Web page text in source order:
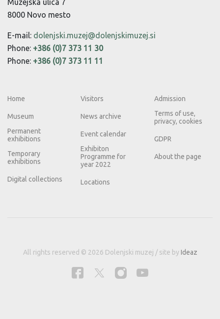
Muzejska ulica 7
8000 Novo mesto
E-mail: dolenjski.muzej@dolenjskimuzej.si
Phone: +386 (0)7 373 11 30
Phone: +386 (0)7 373 11 11
Home
Museum
Permanent
exhibitions
Temporary
exhibitions
Digital collections
Visitors
News archive
Event calendar
Exhibiton
Programme for
year 2022
Locations
Admission
Terms of use,
privacy, cookies
GDPR
About the page
All rights reserved © 2026 Dolenjski muzej / site byIdeaz